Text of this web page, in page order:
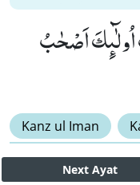
اُولٰٓىٕكَ اَصْحٰبُ
Kanz ul Iman
Next Ayat